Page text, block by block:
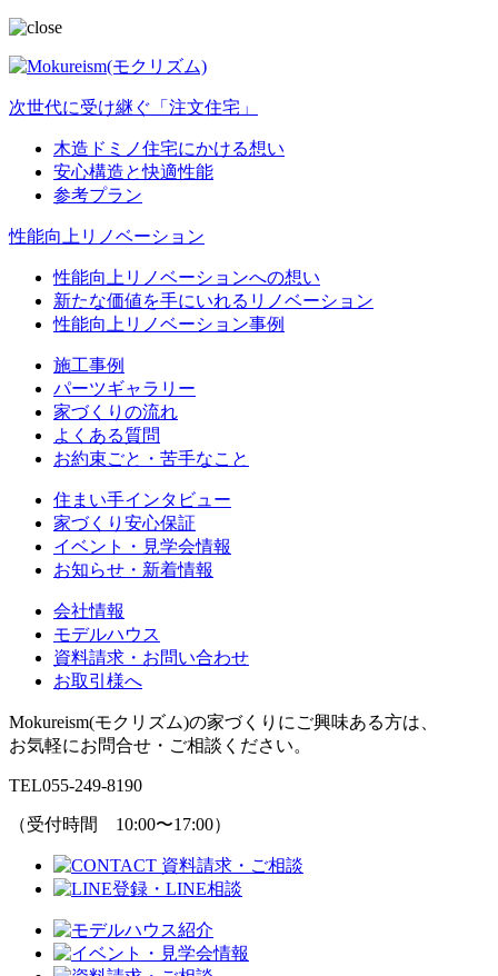
次世代に受け継ぐ「注文住宅」
木造ドミノ住宅にかける想い
安心構造と快適性能
参考プラン
性能向上リノベーション
性能向上リノベーションへの想い
新たな価値を手にいれるリノベーション
性能向上リノベーション事例
施工事例
パーツギャラリー
家づくりの流れ
よくある質問
お約束ごと・苦手なこと
住まい手インタビュー
家づくり安心保証
イベント・見学会情報
お知らせ・新着情報
会社情報
モデルハウス
資料請求・お問い合わせ
お取引様へ
Mokureism(モクリズム)の家づくりにご興味ある方は、
お気軽にお問合せ・ご相談ください。
TEL055-249-8190
（受付時間 10:00〜17:00）